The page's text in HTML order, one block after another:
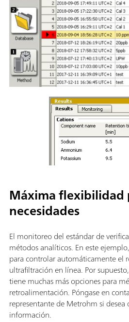
Máxima flexibilidad
necesidades
El monitoreo del estándar de
métodos analíticos. En este
para controlar automáticamente el
ultrafiltración en línea. Por
tiene muchas más opciones para
retroalimentación. Póngase en
representante de Metrohm si desea
información.